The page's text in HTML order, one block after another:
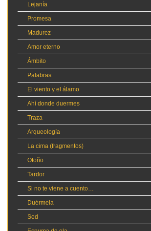
Lejanía
Promesa
Madurez
Amor eterno
Ámbito
Palabras
El viento y el álamo
Ahí donde duermes
Traza
Arqueología
La cima (fragmentos)
Otoño
Tardor
Si no te viene a cuento…
Duérmela
Sed